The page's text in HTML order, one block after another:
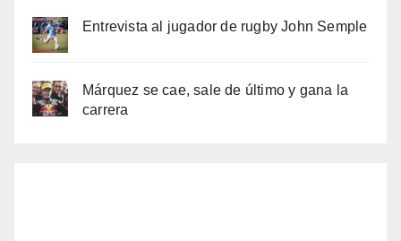
Entrevista al jugador de rugby John Semple
Márquez se cae, sale de último y gana la
carrera